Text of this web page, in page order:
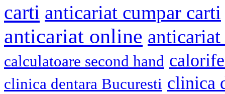
carti anticariat cumpar carti
anticariat online
calculatoare second hand
clinica dentara Bucuresti clinica